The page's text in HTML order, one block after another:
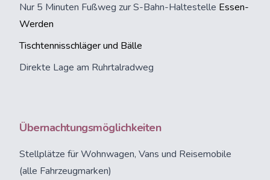
Nur 5 Minuten Fußweg zur S-Bahn-Haltestelle Essen-
Werden
Tischtennisschläger und Bälle
Direkte Lage am Ruhrtalradweg
Übernachtungsmöglichkeiten
Stellplätze für Wohnwagen, Vans und Reisemobile
(alle Fahrzeugmarken)